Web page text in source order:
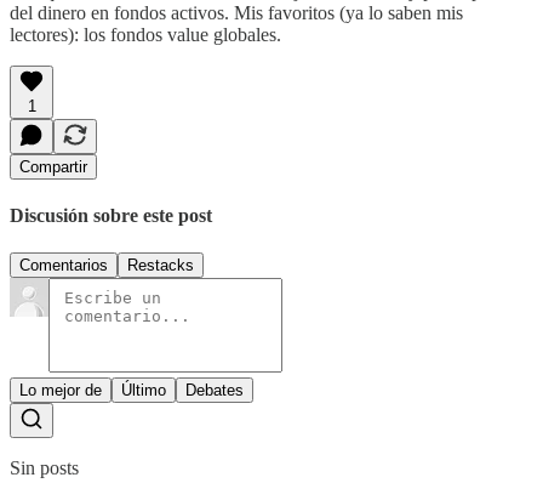
del dinero en fondos activos. Mis favoritos (ya lo saben mis
lectores): los fondos value globales.
1
Compartir
Discusión sobre este post
Comentarios Restacks
Lo mejor de Último Debates
Sin posts